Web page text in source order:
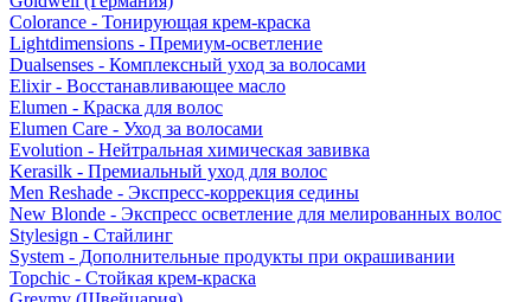
Colorance - Тонирующая крем-краска
Lightdimensions - Премиум-осветление
Dualsenses - Комплексный уход за волосами
Elixir - Восстанавливающее масло
Elumen - Краска для волос
Elumen Care - Уход за волосами
Evolution - Нейтральная химическая завивка
Kerasilk - Премиальный уход для волос
Men Reshade - Экспресс-коррекция седины
New Blonde - Экспресс осветление для мелированных волос
Stylesign - Стайлинг
System - Дополнительные продукты при окрашивании
Topchic - Стойкая крем-краска